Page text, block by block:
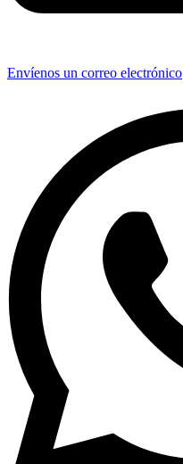
Envíenos un correo electrónico